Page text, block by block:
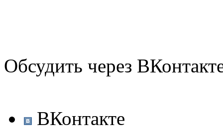
Обсудить через
ВКонтакте